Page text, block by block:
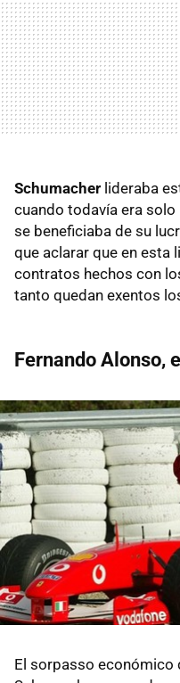
Schumacher lideraba
cuando todavía era
se beneficiaba de su
que aclarar que en esta
contratos hechos con
tanto quedan exentos
Fernando Alonso,
El sorpasso económico